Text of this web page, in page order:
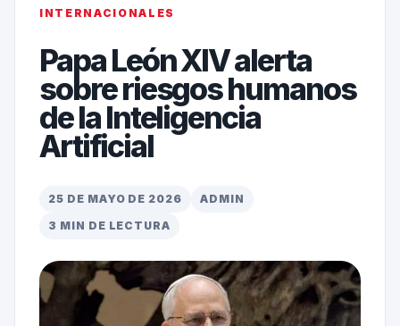
INTERNACIONALES
Papa León XIV alerta
sobre riesgos humanos
de la Inteligencia
Artificial
25 DE MAYO DE 2026
ADMIN
3 MIN DE LECTURA